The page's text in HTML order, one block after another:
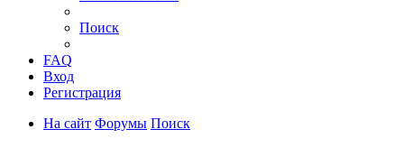
Поиск
FAQ
Вход
Регистрация
На сайт Форумы Поиск